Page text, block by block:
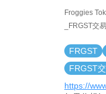
Froggies
_FRGST交
FRGST
FRGST
https://